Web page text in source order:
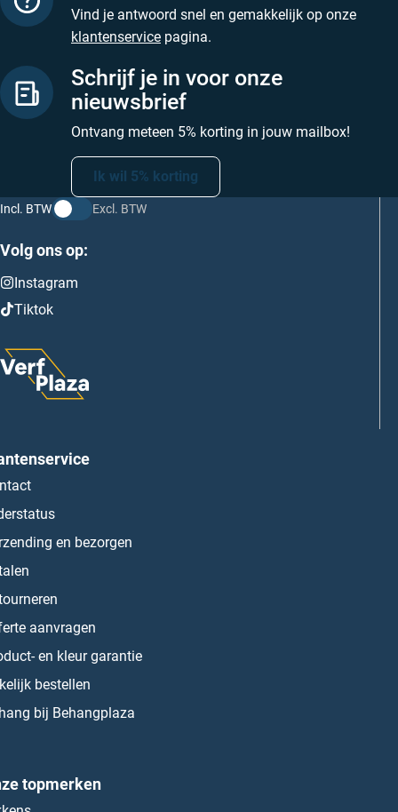
Vind je antwoord snel en gemakkelijk op onze
klantenservice pagina.
Schrijf je in voor onze
nieuwsbrief
Ontvang meteen 5% korting in jouw mailbox!
Ik wil 5% korting
Incl. BTW Excl. BTW
Volg ons op:
Instagram
Tiktok
en bezorgen
aanvragen
en kleur garantie
bestellen
bij Behangplaza
topmerken